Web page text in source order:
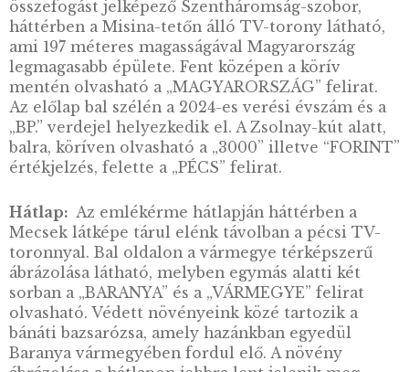
fel az UNESCO világörökségi listájára,
az egyetlen olyan területként, amely
régészeti-művészettörténeti értékei miatt
részesült a rangos elismerésben. Szent István
király 1009-ben püspökséget hozott létre
A bazilika négy főtoronnyal ellátott épülete a
Pécsi Egyházmegye jelképe. Hazánk első
egyetemét is Pécsett alapították I. Nagy Lajos
Gázi Kászim pasa dzsámija a város főterén. A
város 1780-ban szabad királyi városi rangot
ami erőteljes polgárosodást, gazdasági
tett lehetővé. Az iparosodás a 19. században
jelentősen felgyorsult, aminek egyik jelképe
is világhírű Zsolnay-kerámia.
A város 2010-ben Európa kulturális fővárosa